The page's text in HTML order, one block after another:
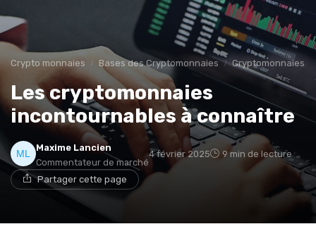
Crypto monnaies Bases des Cryptomonnaies Cryptomonnaies
Les cryptomonnaies
incontournables à connaître
Maxime Lancien
Commentateur de marché
4 février 2025 9 min de lecture
Partager cette page